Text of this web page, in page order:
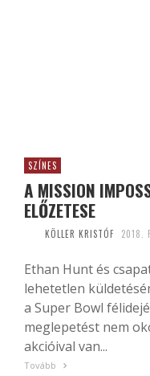
SZÍNES
A MISSION
ELŐZETESE
KÖLLER KRISTÓF 2018.
Ethan Hunt és
lehetetlen
a Super Bowl
meglepetést nem
akcióival van...
Tovább